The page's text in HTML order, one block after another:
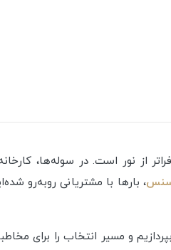
از نور است. در سوله‌ها،
سنس، بارها با مشتریانی روبه‌رو
و مسیر انتخاب را برای